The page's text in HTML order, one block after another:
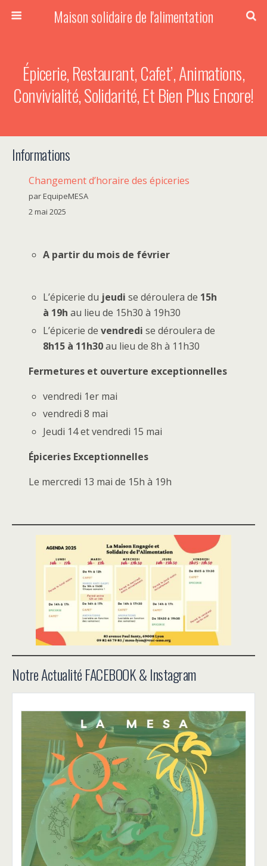
Maison solidaire de l'alimentation
Épicerie, Restaurant, Cafet’, Animations,
Convivialité, Solidarité, Et Bien Plus Encore!
Informations
Changement d’horaire des épiceries
par EquipeMESA
2 mai 2025
A partir du mois de février
L’épicerie du jeudi se déroulera de 15h
à 19hau lieu de 15h30 à 19h30
L’épicerie devendredi se déroulera de
8h15 à 11h30au lieu de 8h à 11h30
Fermetures et ouverture exceptionnelles
vendredi 1er mai
vendredi 8 mai
Jeudi 14 et vendredi 15 mai
Épiceries Exceptionnelles
Le mercredi 13 mai de 15h à 19h
Notre Actualité FACEBOOK & Instagram